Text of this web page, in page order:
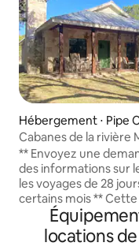
Hébergement ⋅ Pipe
Cabanes de la rivière
House 2
** Envoyez une
des informations sur
les voyages de 28
certains mois **
construite pour les
préfèrent une
Nichée dans les
locations